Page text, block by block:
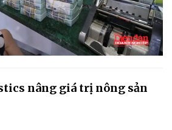
nâng giá trị nông sản